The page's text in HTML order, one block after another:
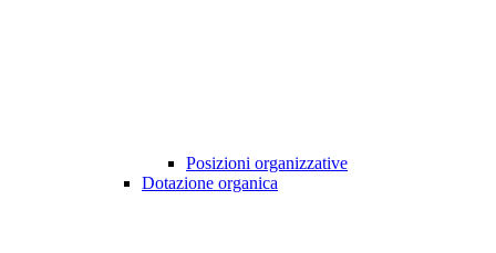
Posizioni organizzative
Dotazione organica